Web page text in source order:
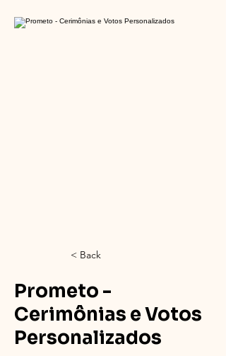
< Back
Prometo -
Cerimônias e Votos
Personalizados